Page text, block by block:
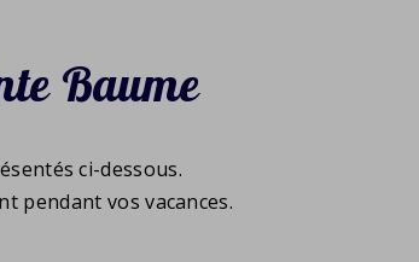
Baume
ci-dessous.
pendant vos vacances.